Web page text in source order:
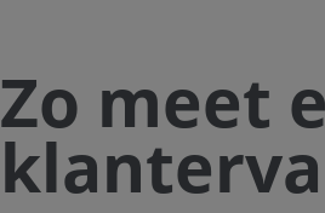
Zo meet